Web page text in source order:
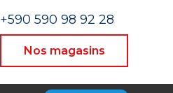
+590 590 98 92 28
Nos magasins